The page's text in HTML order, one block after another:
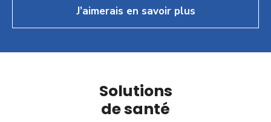
J’aimerais en savoir plus
Solutions
de santé